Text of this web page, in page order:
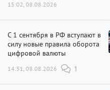
15:02, 08.08.2026
С 1 сентября в РФ вступают в
силу новые правила оборота
цифровой валюты
14:31, 08.08.2026 1